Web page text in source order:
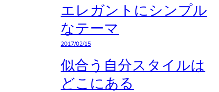
エレガントにシンプル
なテーマ
2017/02/15
似合う自分スタイルは
どこにある